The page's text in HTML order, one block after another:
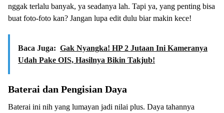
nggak terlalu banyak, ya seadanya lah. Tapi ya, yang penting bisa
buat foto-foto kan? Jangan lupa edit dulu biar makin kece!
Baca Juga: Gak Nyangka! HP 2 Jutaan Ini Kameranya
Udah Pake OIS, Hasilnya Bikin Takjub!
Baterai dan Pengisian Daya
Baterai ini nih yang lumayan jadi nilai plus. Daya tahannya